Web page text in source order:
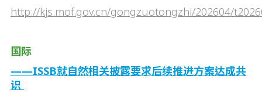
http://kjs.mof.gov.cn/gongzuotongzhi/202604/
国际
——ISSB就自然相关披露要求后续推进方案达成共
识